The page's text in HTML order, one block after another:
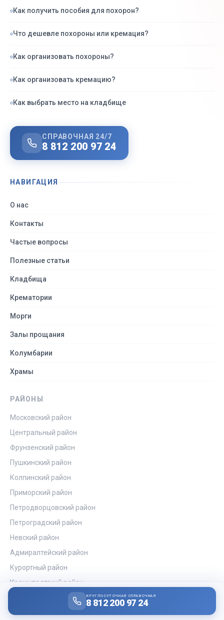
КРУГЛОСУТОЧНАЯ СПРАВОЧНАЯ
8 812 200 97 24
Как получить пособия для похорон?
Что дешевле похороны или кремация?
Как организовать похороны?
Как организовать кремацию?
Как выбрать место на кладбище
СПРАВОЧНАЯ 24/7
8 812 200 97 24
НАВИГАЦИЯ
О нас
Контакты
Частые вопросы
Полезные статьи
Кладбища
Крематории
Морги
Залы прощания
Колумбарии
Храмы
РАЙОНЫ
Московский район
Центральный район
Фрунзенский район
Пушкинский район
Колпинский район
Приморский район
Петродворцовский район
Петроградский район
Невский район
Адмиралтейский район
Курортный район
Кронштадтский район
Красносельский район
Красногвардейский район